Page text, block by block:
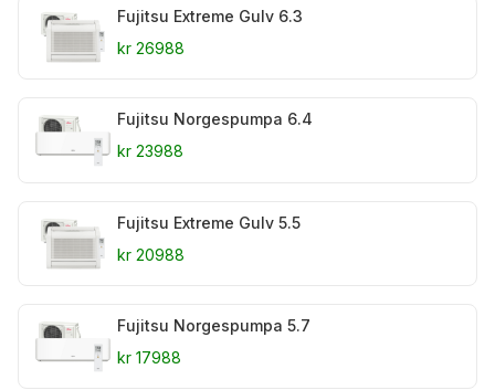
Fujitsu Extreme Gulv 6.3
kr 26988
Fujitsu Norgespumpa 6.4
kr 23988
Fujitsu Extreme Gulv 5.5
kr 20988
Fujitsu Norgespumpa 5.7
kr 17988